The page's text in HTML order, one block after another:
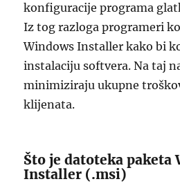
konfiguracije programa
Iz tog razloga programeri
Windows Installer kako bi
instalaciju softvera. Na taj
minimiziraju ukupne
klijenata.
Što je datoteka paketa
Installer (.msi)